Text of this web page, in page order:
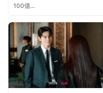
100億...